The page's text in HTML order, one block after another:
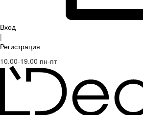
Вход
|
Регистрация
10.00-19.00 пн-пт